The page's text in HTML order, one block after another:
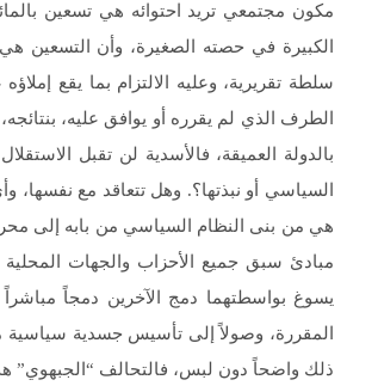
مكون مجتمعي تريد احتوائه هي تسعين
الكبيرة في حصته الصغيرة، وأن التسعين
سلطة تقريرية، وعليه الالتزام بما يقع
الطرف الذي لم يقرره أو يوافق عليه،
بالدولة العميقة، فالأسدية لن تقبل
السياسي أو نبذتها؟. وهل تتعاقد مع
هي من بنى النظام السياسي من بابه إلى
مبادئ سبق جميع الأحزاب والجهات المحلية
يسوغ بواسطتهما دمج الآخرين دمجاً مباشراً
المقررة، وصولاً إلى تأسيس جسدية سياسية
ذلك واضحاً دون لبس، فالتحالف “الجبهوي”